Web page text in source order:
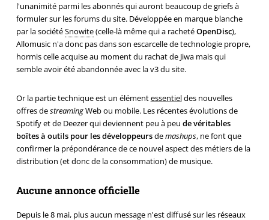
l'unanimité parmi les abonnés qui auront beaucoup de griefs à
formuler sur les forums du site. Développée en marque blanche
par la sociétéSnowite(celle-là même qui a rachetéOpenDisc),
Allomusic n'a donc pas dans son escarcelle de technologie propre,
hormis celle acquise au moment du rachat de Jiwa mais qui
semble avoir été abandonnée avec la v3 du site.
Or la partie technique est un élémentessentieldes nouvelles
offres destreamingWeb ou mobile. Les récentes évolutions de
Spotify et de Deezer qui deviennent peu à peu de véritables
boîtes à outils pour les développeursdemashups, ne font que
confirmer la prépondérance de ce nouvel aspect des métiers de la
distribution (et donc de la consommation) de musique.
Aucune annonce officielle
Depuis le 8 mai, plus aucun message n'est diffusé sur les réseaux